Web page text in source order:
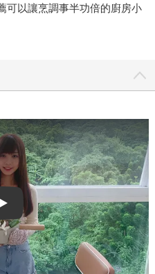
可以讓烹調事半功倍的廚房小
Play video